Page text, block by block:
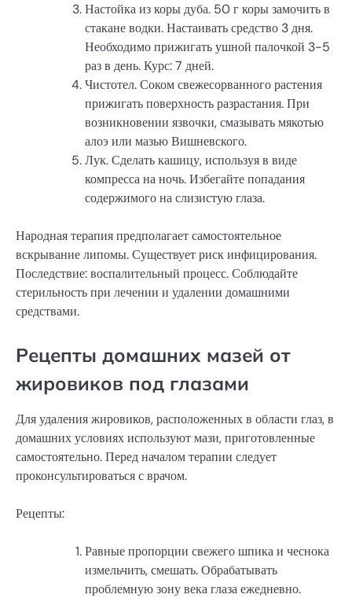
Настойка из коры дуба. 50 г коры замочить в
стакане водки. Настаивать средство 3 дня.
Необходимо прижигать ушной палочкой 3-5
раз в день. Курс: 7 дней.
Чистотел. Соком свежесорванного растения
прижигать поверхность разрастания. При
возникновении язвочки, смазывать мякотью
алоэ или мазью Вишневского.
Лук. Сделать кашицу, используя в виде
компресса на ночь. Избегайте попадания
содержимого на слизистую глаза.
Народная терапия предполагает самостоятельное
вскрывание липомы. Существует риск инфицирования.
Последствие: воспалительный процесс. Соблюдайте
стерильность при лечении и удалении домашними
средствами.
Рецепты домашних мазей от
жировиков под глазами
Для удаления жировиков, расположенных в области глаз, в
домашних условиях используют мази, приготовленные
самостоятельно. Перед началом терапии следует
проконсультироваться с врачом.
Рецепты:
Равные пропорции свежего шпика и чеснока
измельчить, смешать. Обрабатывать
проблемную зону века глаза ежедневно.